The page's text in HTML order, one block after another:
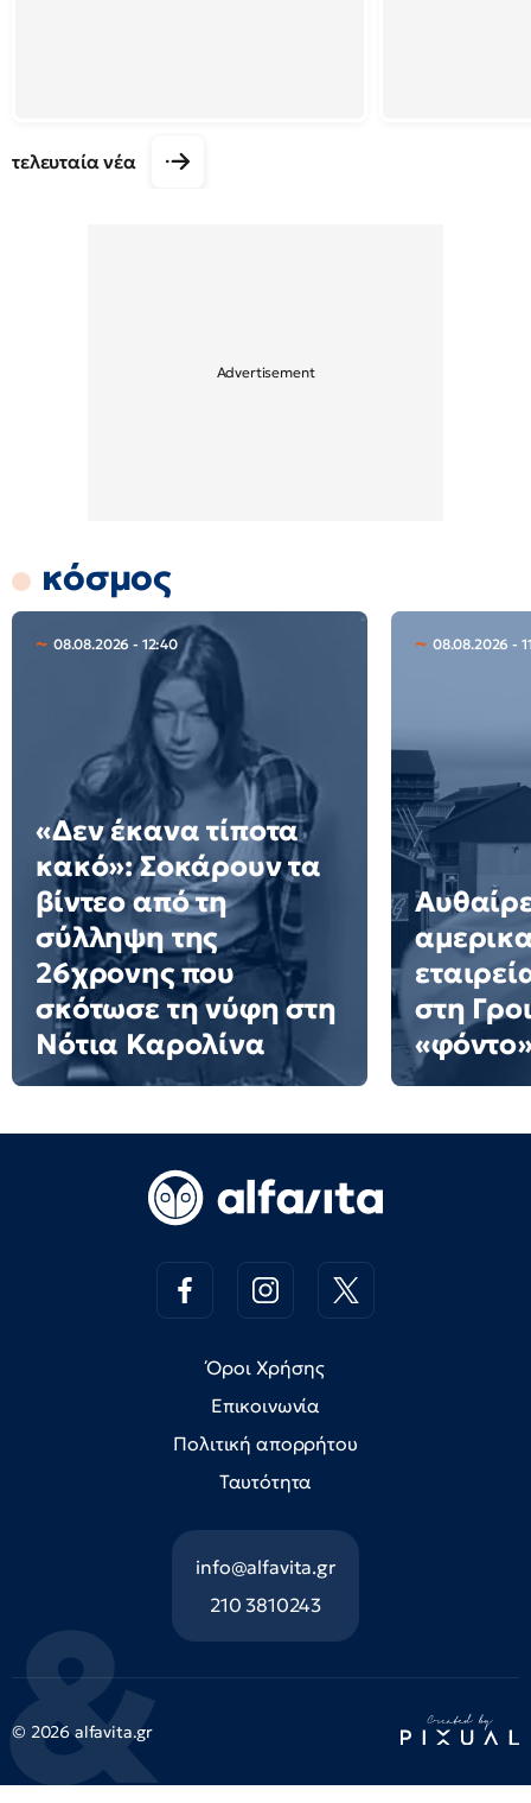
τελευταία νέα
κόσμος
08.08.2026 - 12:40
«Δεν έκανα τίποτα
κακό»: Σοκάρουν τα
βίντεο από τη
σύλληψη της
26χρονης που
σκότωσε τη νύφη στη
Νότια Καρολίνα
08.08.2026 -
στη
Όροι Χρήσης
Επικοινωνία
Πολιτική απορρήτου
Ταυτότητα
info@alfavita.gr
210 3810243
© 2026 alfavita.gr